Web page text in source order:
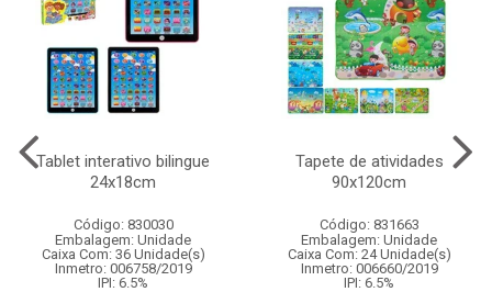
Tablet interativo bilingue
24x18cm
Código: 830030
Embalagem: Unidade
Caixa Com: 36 Unidade(s)
Inmetro: 006758/2019
IPI: 6.5%
Tapete de atividades
90x120cm
Código: 831663
Embalagem: Unidade
Caixa Com: 24 Unidade(s)
Inmetro: 006660/2019
IPI: 6.5%